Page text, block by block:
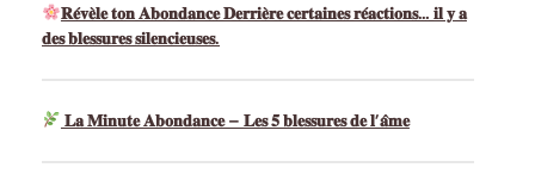
𝐑𝐞́𝐯𝐞̀𝐥𝐞 𝐭𝐨𝐧 𝐀𝐛𝐨𝐧𝐝𝐚𝐧𝐜𝐞 𝐃𝐞𝐫𝐫𝐢𝐞̀𝐫𝐞 𝐜𝐞𝐫𝐭𝐚𝐢𝐧𝐞𝐬 𝐫𝐞́𝐚𝐜𝐭𝐢𝐨𝐧𝐬… 𝐢𝐥 𝐲 𝐚
𝐝𝐞𝐬 𝐛𝐥𝐞𝐬𝐬𝐮𝐫𝐞𝐬 𝐬𝐢𝐥𝐞𝐧𝐜𝐢𝐞𝐮𝐬𝐞𝐬.
𝐋𝐚 𝐌𝐢𝐧𝐮𝐭𝐞 𝐀𝐛𝐨𝐧𝐝𝐚𝐧𝐜𝐞 – 𝐋𝐞𝐬 𝟓 𝐛𝐥𝐞𝐬𝐬𝐮𝐫𝐞𝐬 𝐝𝐞 𝐥’𝐚̂𝐦𝐞